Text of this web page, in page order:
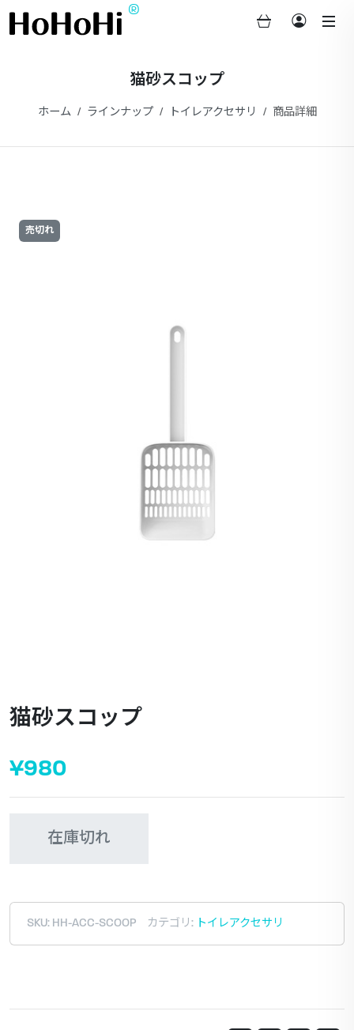
®
猫砂スコップ
ホーム ラインナップ トイレアクセサリ 商品詳細
売切れ
猫砂スコップ
¥980
在庫切れ
SKU: HH-ACC-SCOOP カテゴリ: トイレアクセサリ